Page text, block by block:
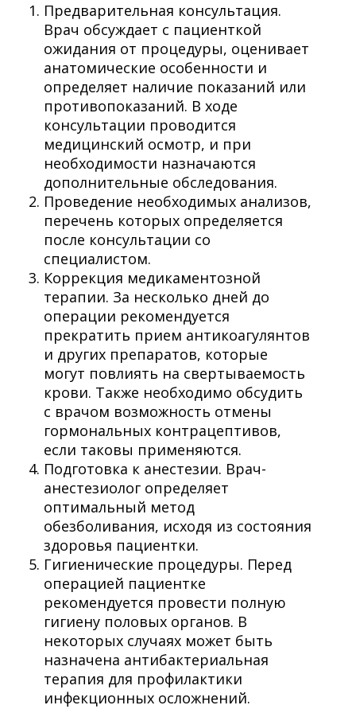
Предварительная консультация.
Врач обсуждает с пациенткой
ожидания от процедуры, оценивает
анатомические особенности и
определяет наличие показаний или
противопоказаний. В ходе
консультации проводится
медицинский осмотр, и при
необходимости назначаются
дополнительные обследования.
Проведение необходимых анализов,
перечень которых определяется
после консультации со
специалистом.
Коррекция медикаментозной
терапии. За несколько дней до
операции рекомендуется
прекратить прием антикоагулянтов
и других препаратов, которые
могут повлиять на свертываемость
крови. Также необходимо обсудить
с врачом возможность отмены
гормональных контрацептивов,
если таковы применяются.
Подготовка к анестезии. Врач-
анестезиолог определяет
оптимальный метод
обезболивания, исходя из состояния
здоровья пациентки.
Гигиенические процедуры. Перед
операцией пациентке
рекомендуется провести полную
гигиену половых органов. В
некоторых случаях может быть
назначена антибактериальная
терапия для профилактики
инфекционных осложнений.